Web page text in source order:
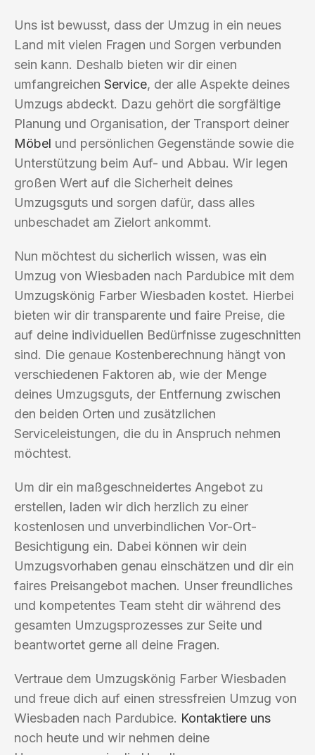
Uns ist bewusst, dass der Umzug in ein neues
Land mit vielen Fragen und Sorgen verbunden
sein kann. Deshalb bieten wir dir einen
umfangreichen Service, der alle Aspekte deines
Umzugs abdeckt. Dazu gehört die sorgfältige
Planung und Organisation, der Transport deiner
Möbel und persönlichen Gegenstände sowie die
Unterstützung beim Auf- und Abbau. Wir legen
großen Wert auf die Sicherheit deines
Umzugsguts und sorgen dafür, dass alles
unbeschadet am Zielort ankommt.
Nun möchtest du sicherlich wissen, was ein
Umzug von Wiesbaden nach Pardubice mit dem
Umzugskönig Farber Wiesbaden kostet. Hierbei
bieten wir dir transparente und faire Preise, die
auf deine individuellen Bedürfnisse zugeschnitten
sind. Die genaue Kostenberechnung hängt von
verschiedenen Faktoren ab, wie der Menge
deines Umzugsguts, der Entfernung zwischen
den beiden Orten und zusätzlichen
Serviceleistungen, die du in Anspruch nehmen
möchtest.
Um dir ein maßgeschneidertes Angebot zu
erstellen, laden wir dich herzlich zu einer
kostenlosen und unverbindlichen Vor-Ort-
Besichtigung ein. Dabei können wir dein
Umzugsvorhaben genau einschätzen und dir ein
faires Preisangebot machen. Unser freundliches
und kompetentes Team steht dir während des
gesamten Umzugsprozesses zur Seite und
beantwortet gerne all deine Fragen.
Vertraue dem Umzugskönig Farber Wiesbaden
und freue dich auf einen stressfreien Umzug von
Wiesbaden nach Pardubice. Kontaktiere uns
noch heute und wir nehmen deine